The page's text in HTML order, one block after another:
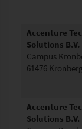
Accenture
Solutions B.V.
Campus
61476 Kronberg
Accenture
Solutions B.V.